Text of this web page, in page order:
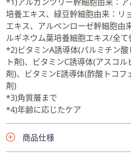
培養エキス、緑豆幹細胞由来：リ
エキス、アルペンローゼ幹細胞由
ルギネウム葉培養細胞エキス/全て
*2)ビタミンA誘導体(パルミチン
ト剤)、ビタミンC誘導体(アスコ
剤)、ビタミンE誘導体(酢酸トコフ
剤)
*3)角質層まで
*4)年齢に応じたケア
商品仕様